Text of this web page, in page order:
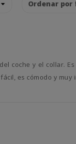
es cómodo y muy